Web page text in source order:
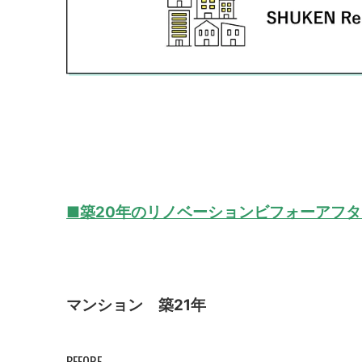
■築20年のリノベーションビフォーアフ
マンション 築21年